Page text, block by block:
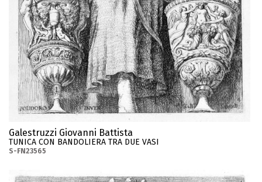
Galestruzzi Giovanni Battista
TUNICA CON BANDOLIERA TRA DUE VASI
S-FN23565